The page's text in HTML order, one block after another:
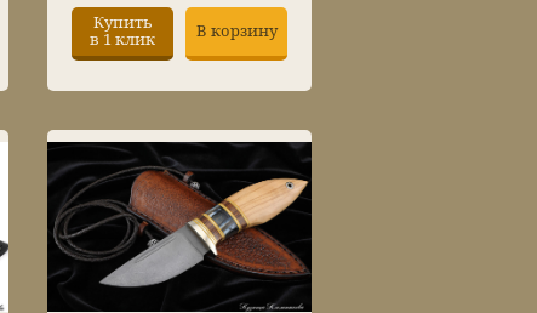
Купить
в 1 клик
В корзину